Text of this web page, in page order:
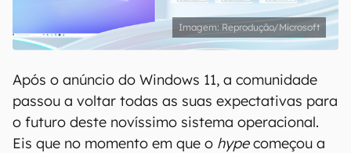
Reprodução/Microsoft
Após o anúncio do Windows 11, a comunidade
passou a voltar todas as suas expectativas para
o futuro deste novíssimo sistema operacional.
Eis que no momento em que o hypecomeçou a